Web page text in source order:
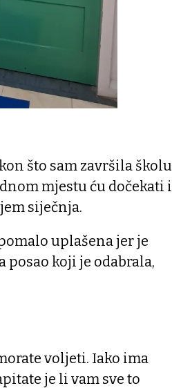
što sam završila školu
mjestu ću dočekati i
siječnja.
uplašena jer je
koji je odabrala,
voljeti. Iako ima
je li vam sve to